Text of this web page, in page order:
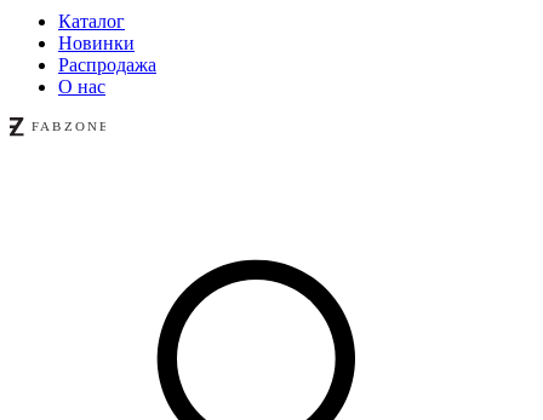
Каталог
Новинки
Распродажа
О нас